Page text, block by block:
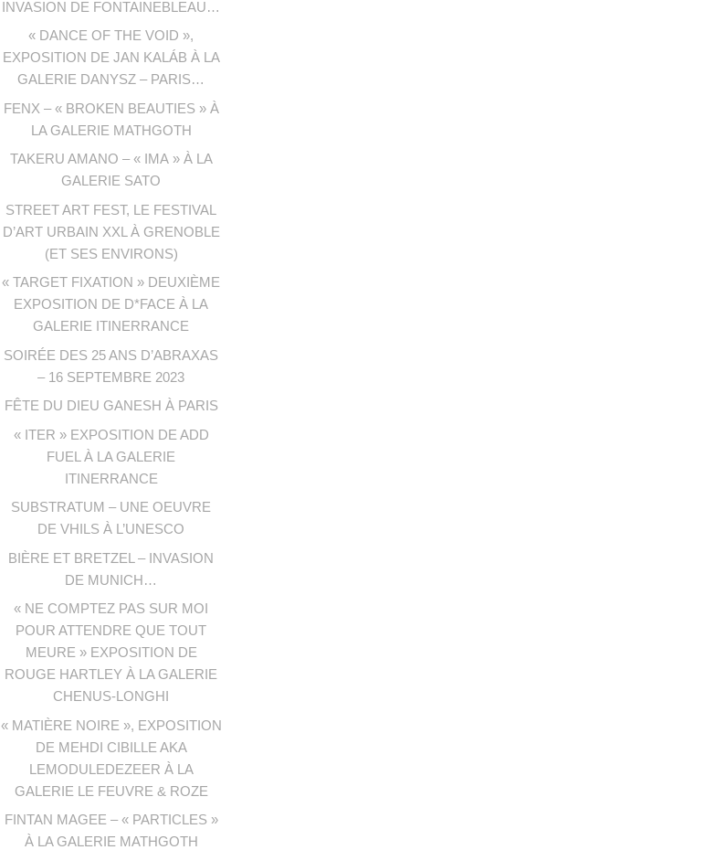
INVASION DE FONTAINEBLEAU…
« DANCE OF THE VOID »,
EXPOSITION DE JAN KALÁB À LA
GALERIE DANYSZ – PARIS…
FENX – « BROKEN BEAUTIES » À
LA GALERIE MATHGOTH
TAKERU AMANO – « IMA » À LA
GALERIE SATO
STREET ART FEST, LE FESTIVAL
D’ART URBAIN XXL À GRENOBLE
(ET SES ENVIRONS)
« TARGET FIXATION » DEUXIÈME
EXPOSITION DE D*FACE À LA
GALERIE ITINERRANCE
SOIRÉE DES 25 ANS D’ABRAXAS
– 16 SEPTEMBRE 2023
FÊTE DU DIEU GANESH À PARIS
« ITER » EXPOSITION DE ADD
FUEL À LA GALERIE
ITINERRANCE
SUBSTRATUM – UNE OEUVRE
DE VHILS À L’UNESCO
BIÈRE ET BRETZEL – INVASION
DE MUNICH…
« NE COMPTEZ PAS SUR MOI
POUR ATTENDRE QUE TOUT
MEURE » EXPOSITION DE
ROUGE HARTLEY À LA GALERIE
CHENUS-LONGHI
« MATIÈRE NOIRE », EXPOSITION
DE MEHDI CIBILLE AKA
LEMODULEDEZEER À LA
GALERIE LE FEUVRE & ROZE
FINTAN MAGEE – « PARTICLES »
À LA GALERIE MATHGOTH